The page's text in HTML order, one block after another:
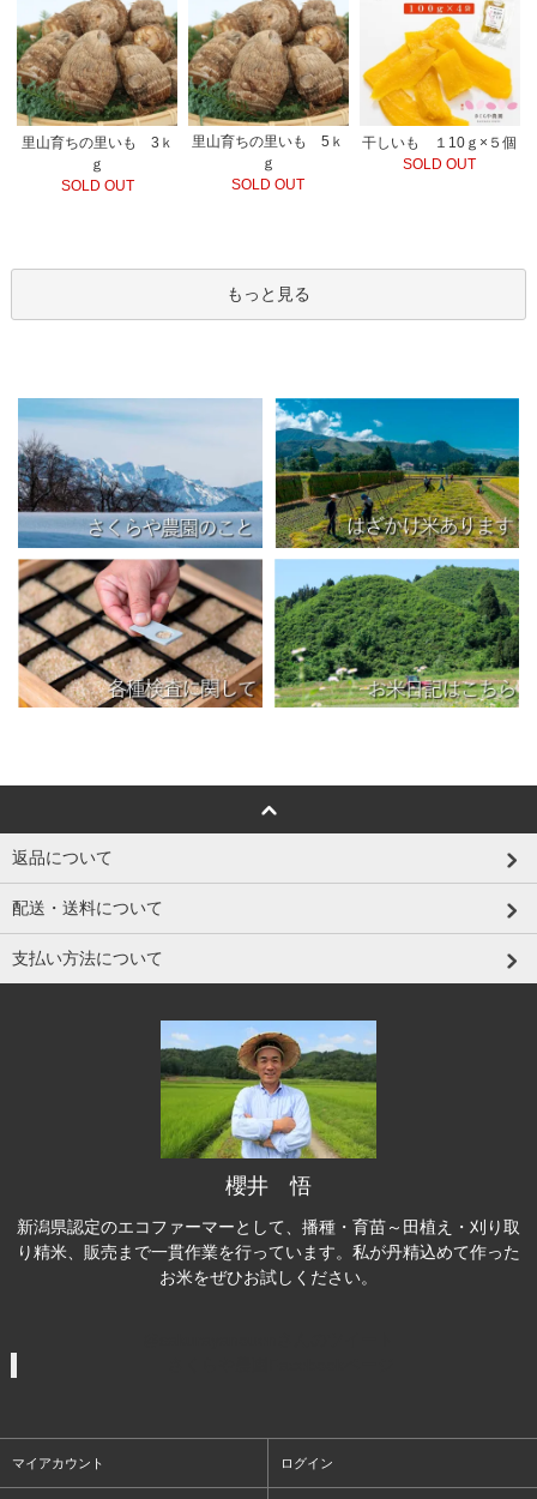
里山育ちの里いも 3ｋ
ｇ
SOLD OUT
里山育ちの里いも 5ｋ
ｇ
SOLD OUT
干しいも １10ｇ×５個
SOLD OUT
もっと見る
返品について
配送・送料について
支払い方法について
櫻井 悟
新潟県認定のエコファーマーとして、播種・育苗～田植え・刈り取
り精米、販売まで一貫作業を行っています。私が丹精込めて作った
お米をぜひお試しください。
マイアカウント ログイン